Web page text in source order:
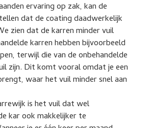
ervaring op zak, kan de
dat de coating daadwerkelijk
zien dat de karren minder vuil
karren hebben bijvoorbeeld
terwijl die van de onbehandelde
zijn. Dit komt vooral omdat je een
waar het vuil minder snel aan
is het vuil dat wel
kar ook makkelijker te